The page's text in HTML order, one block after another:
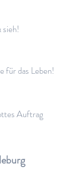
sieh!
für das Leben!
Auftrag